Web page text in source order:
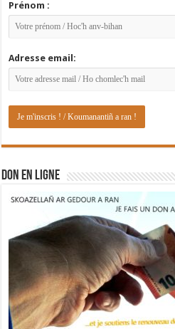
Prénom :
Adresse email:
DON EN LIGNE